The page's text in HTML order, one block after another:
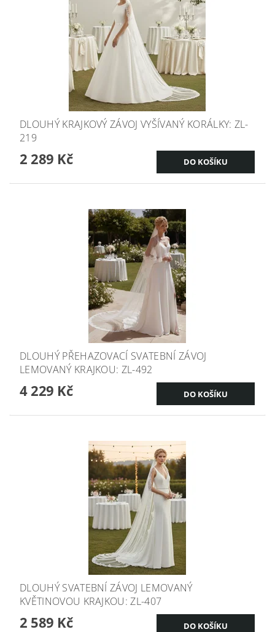
DLOUHÝ KRAJKOVÝ ZÁVOJ VYŠÍVANÝ KORÁLKY: ZL-
219
2 289 Kč
DLOUHÝ PŘEHAZOVACÍ SVATEBNÍ ZÁVOJ
LEMOVANÝ KRAJKOU: ZL-492
4 229 Kč
DLOUHÝ SVATEBNÍ ZÁVOJ LEMOVANÝ
KVĚTINOVOU KRAJKOU: ZL-407
2 589 Kč